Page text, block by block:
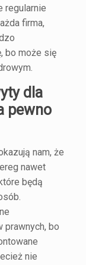
regularnie
firma,
bo może się
dla
pewno
nam, że
nawet
będą
bo
nie